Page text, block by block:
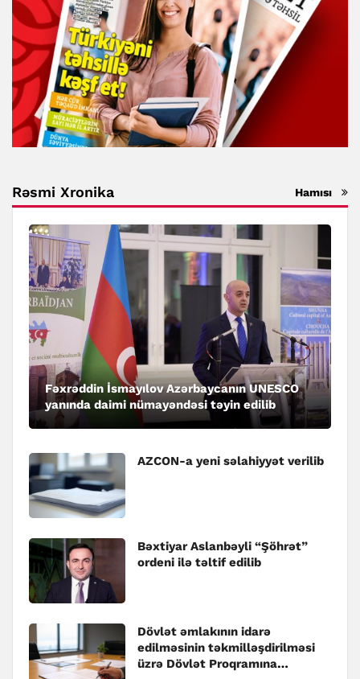
Rəsmi Xronika Hamısı
Fəxrəddin İsmayılov Azərbaycanın UNESCO
yanında daimi nümayəndəsi təyin edilib
AZCON-a yeni səlahiyyət verilib
Bəxtiyar Aslanbəyli “Şöhrət”
ordeni ilə təltif edilib
Dövlət əmlakının idarə
edilməsinin təkmilləşdirilməsi
üzrə Dövlət Proqramına